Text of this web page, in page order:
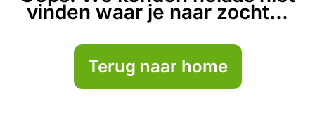
vinden waar je naar zocht...
Terug naar home